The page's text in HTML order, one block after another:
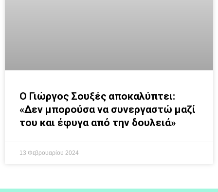
Ο Γιώργος Σουξές αποκαλύπτει:
«Δεν μπορούσα να συνεργαστώ μαζί
του και έφυγα από την δουλειά»
13 Φεβρουαρίου 2024